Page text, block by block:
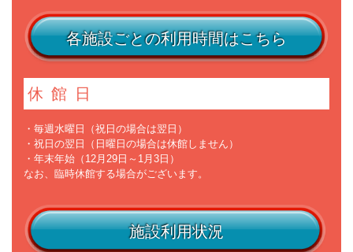
各施設ごとの利用時間はこちら
休館日
・毎週水曜日（祝日の場合は翌日）
・祝日の翌日（日曜日の場合は休館しません）
・年末年始（12月29日～1月3日）
なお、臨時休館する場合がございます。
施設利用状況